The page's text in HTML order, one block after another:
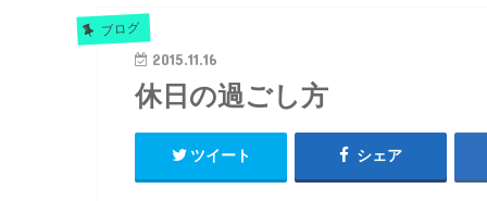
ブログ
2015.11.16
休日の過ごし方
ツイート シェア